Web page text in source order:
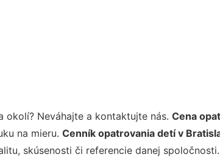
okolí? Neváhajte a kontaktujte nás. Cena
na mieru. Cenník opatrovania detí v
skúsenosti či referencie danej